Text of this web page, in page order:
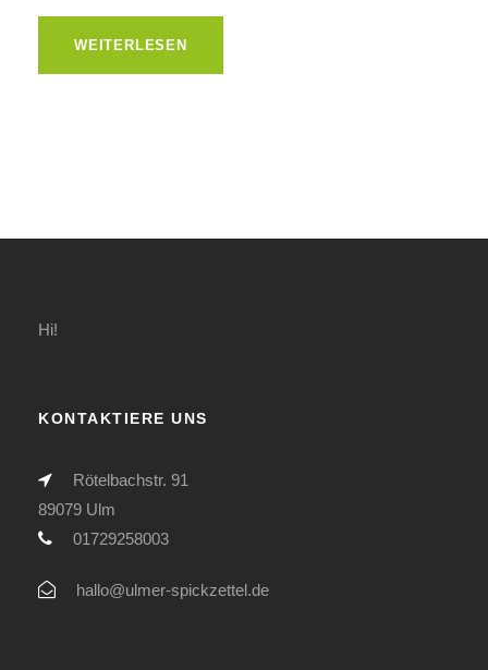
WEITERLESEN
Hi!
KONTAKTIERE UNS
Rötelbachstr. 91
89079 Ulm
01729258003
hallo@ulmer-spickzettel.de